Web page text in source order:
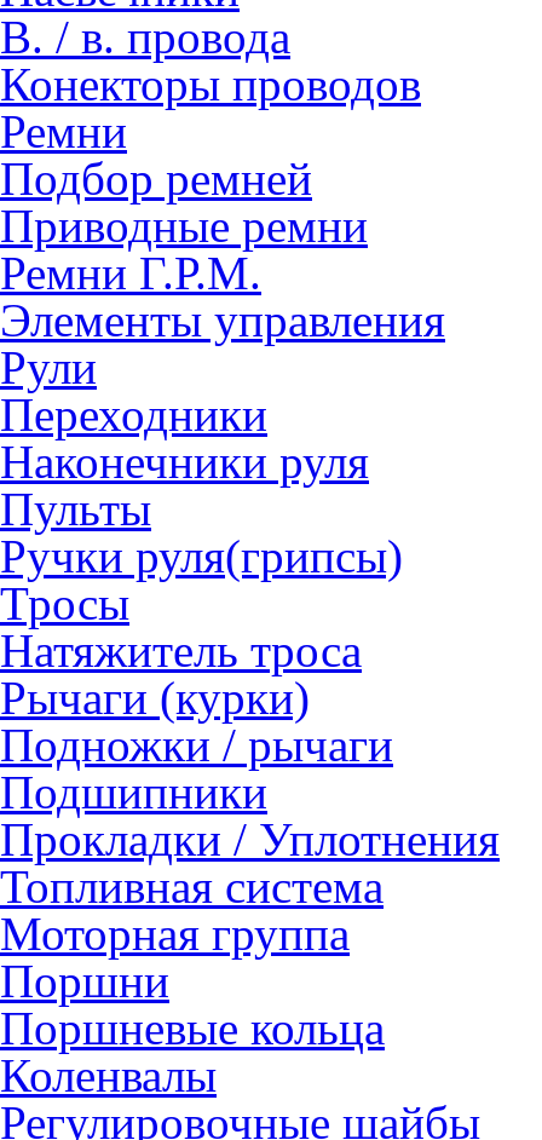
В. / в. провода
Конекторы проводов
Ремни
Подбор ремней
Приводные ремни
Ремни Г.Р.М.
Элементы управления
Рули
Переходники
Наконечники руля
Пульты
Ручки руля(грипсы)
Тросы
Натяжитель троса
Рычаги (курки)
Подножки / рычаги
Подшипники
Прокладки / Уплотнения
Топливная система
Моторная группа
Поршни
Поршневые кольца
Коленвалы
Регулировочные шайбы